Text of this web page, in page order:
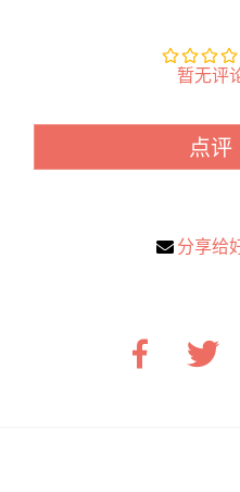
暂无评
点评
分享给